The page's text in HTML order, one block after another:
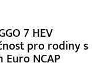
7 HEV
pro rodiny s
Euro NCAP